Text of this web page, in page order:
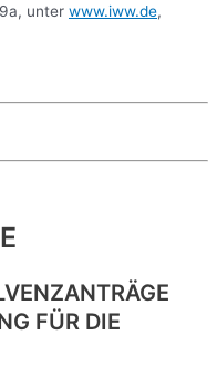
unter www.iww.de,
FÜR DIE